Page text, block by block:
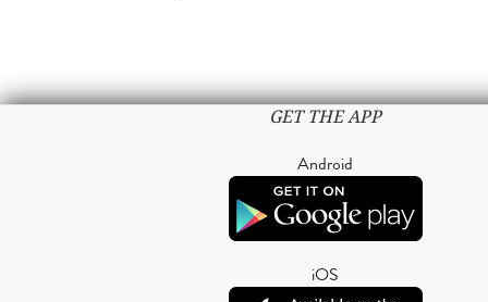
GET THE APP
Android
iOS